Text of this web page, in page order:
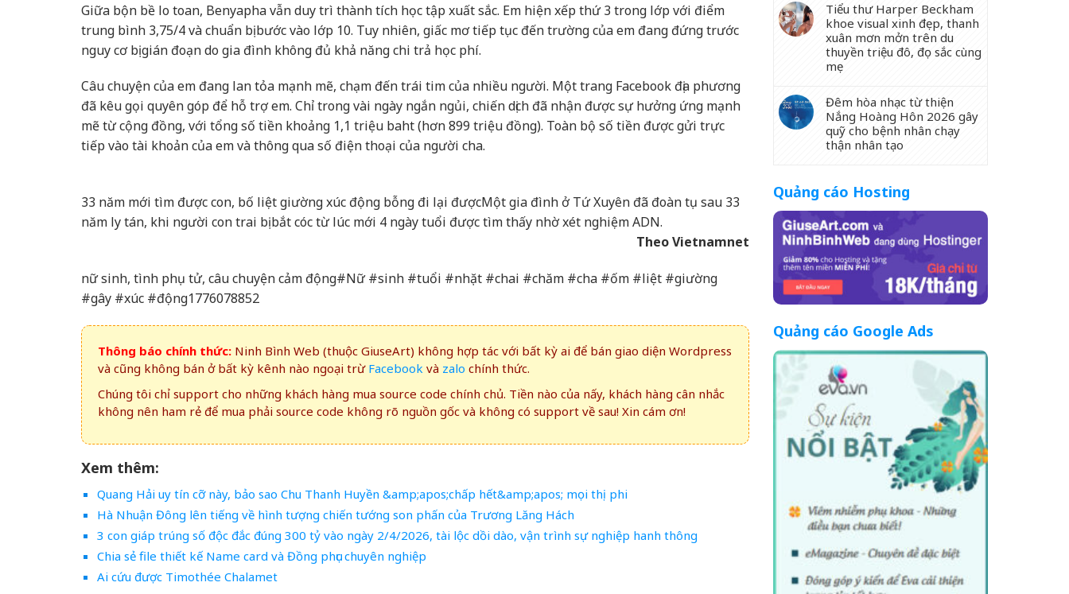
Giữa bộn bề lo toan, Benyapha vẫn duy trì thành tích học tập xuất sắc. Em hiện xếp thứ 3 trong lớp với điểm
trung bình 3,75/4 và chuẩn bị bước vào lớp 10. Tuy nhiên, giấc mơ tiếp tục đến trường của em đang đứng trước
nguy cơ bị gián đoạn do gia đình không đủ khả năng chi trả học phí.
Câu chuyện của em đang lan tỏa mạnh mẽ, chạm đến trái tim của nhiều người. Một trang Facebook địa phương
đã kêu gọi quyên góp để hỗ trợ em. Chỉ trong vài ngày ngắn ngủi, chiến dịch đã nhận được sự hưởng ứng mạnh
mẽ từ cộng đồng, với tổng số tiền khoảng 1,1 triệu baht (hơn 899 triệu đồng). Toàn bộ số tiền được gửi trực
tiếp vào tài khoản của em và thông qua số điện thoại của người cha.
33 năm mới tìm được con, bố liệt giường xúc động bỗng đi lại đượcMột gia đình ở Tứ Xuyên đã đoàn tụ sau 33
năm ly tán, khi người con trai bị bắt cóc từ lúc mới 4 ngày tuổi được tìm thấy nhờ xét nghiệm ADN.
Theo Vietnamnet
nữ sinh, tình phụ tử, câu chuyện cảm động#Nữ #sinh #tuổi #nhặt #chai #chăm #cha #ốm #liệt #giường
#gây #xúc #động1776078852
Thông báo chính thức: Ninh Bình Web (thuộc GiuseArt) không hợp tác với bất kỳ ai để bán giao diện Wordpress
và cũng không bán ở bất kỳ kênh nào ngoại trừ Facebook và zalo chính thức.
Chúng tôi chỉ support cho những khách hàng mua source code chính chủ. Tiền nào của nấy, khách hàng cân nhắc
không nên ham rẻ để mua phải source code không rõ nguồn gốc và không có support về sau! Xin cám ơn!
Xem thêm:
Quang Hải uy tín cỡ này, bảo sao Chu Thanh Huyền &amp;apos;chấp hết&amp;apos; mọi thị phi
Hà Nhuận Đông lên tiếng về hình tượng chiến tướng son phấn của Trương Lăng Hách
3 con giáp trúng số độc đắc đúng 300 tỷ vào ngày 2/4/2026, tài lộc dồi dào, vận trình sự nghiệp hanh thông
Chia sẻ file thiết kế Name card và Đồng phục chuyên nghiệp
Ai cứu được Timothée Chalamet
Tiểu thư Harper Beckham
khoe visual xinh đẹp, thanh
xuân mơn mởn trên du
thuyền triệu đô, đọ sắc cùng
mẹ
Đêm hòa nhạc từ thiện
Nắng Hoàng Hôn 2026 gây
quỹ cho bệnh nhân chạy
thận nhân tạo
Quảng cáo Hosting
Quảng cáo Google Ads